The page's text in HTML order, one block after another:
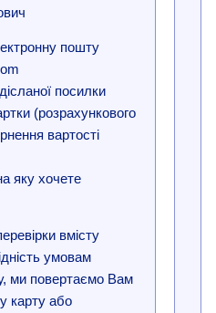
пошту
посилки
(розрахункового
вартості
яку хочете
вмісту
умовам
ми повертаємо Вам
карту або